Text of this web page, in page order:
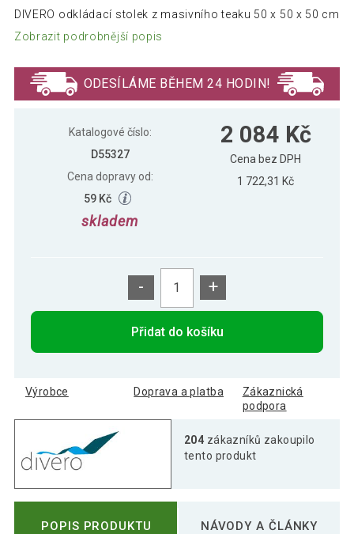
DIVERO odkládací stolek z masivního teaku 50 x 50 x 50 cm
Zobrazit podrobnější popis
ODESÍLÁME BĚHEM 24 HODIN!
Katalogové číslo:
D55327
Cena dopravy od:
59 Kč
skladem
2 084 Kč
Cena bez DPH
1 722,31 Kč
- +
Přidat do košíku
Výrobce Doprava a platba
Zákaznická
podpora
204 zákazníků zakoupilo
tento produkt
POPIS PRODUKTU NÁVODY A ČLÁNKY